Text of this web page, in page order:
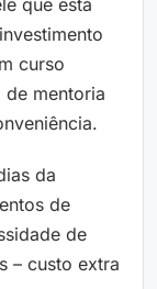
curso
mentoria
da
de
de
– custo extra